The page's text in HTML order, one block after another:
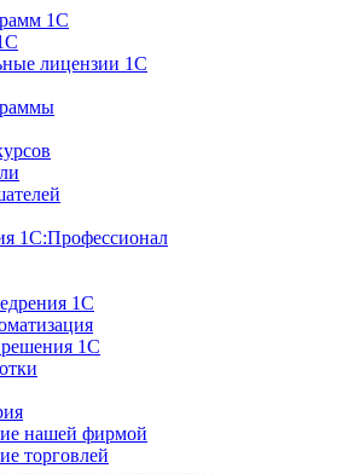
1С
лицензии 1С
1С:Профессионал
1С
1С
нашей фирмой
торговлей